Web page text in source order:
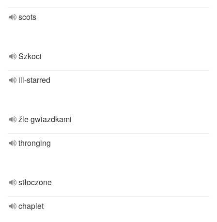
scots
Szkoci
ill-starred
źle gwiazdkami
thronging
stłoczone
chaplet